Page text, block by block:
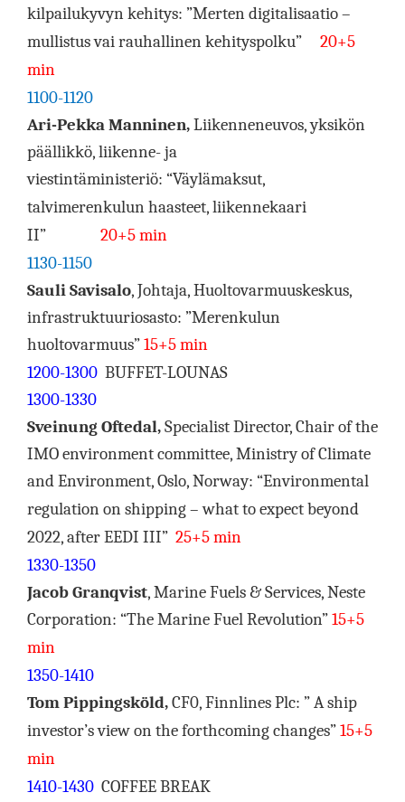
kilpailukyvyn kehitys: ”Merten digitalisaatio –
mullistus vai rauhallinen kehityspolku”
20+5
min
1100-1120
Ari-Pekka Manninen,Liikenneneuvos, yksikön
päällikkö, liikenne- ja
viestintäministeriö: “Väylämaksut,
talvimerenkulun haasteet, liikennekaari
II”
20+5 min
1130-1150
Sauli Savisalo, Johtaja, Huoltovarmuuskeskus,
infrastruktuuriosasto: ”Merenkulun
huoltovarmuus”15+5 min
1200-1300 BUFFET-LOUNAS
1300-1330
Sveinung Oftedal,Specialist Director, Chair of the
IMO environment committee, Ministry of Climate
and Environment, Oslo, Norway: “Environmental
regulation on shipping – what to expect beyond
2022, after EEDI III” 25+5 min
1330-1350
Jacob Granqvist, Marine Fuels & Services, Neste
Corporation: “The Marine Fuel Revolution”15+5
min
1350-1410
Tom Pippingsköld,CF0, Finnlines Plc: ” A ship
investor’s view on the forthcoming changes”15+5
min
1410-1430 COFFEE BREAK